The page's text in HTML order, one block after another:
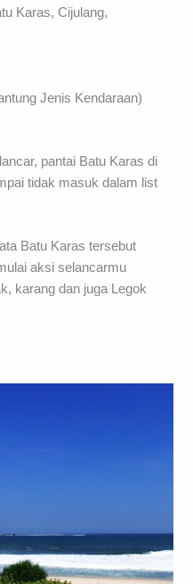
Karas, Cijulang,
Jenis Kendaraan)
pantai Batu Karas di
tidak masuk dalam list
Batu Karas tersebut
aksi selancarmu
karang dan juga Legok